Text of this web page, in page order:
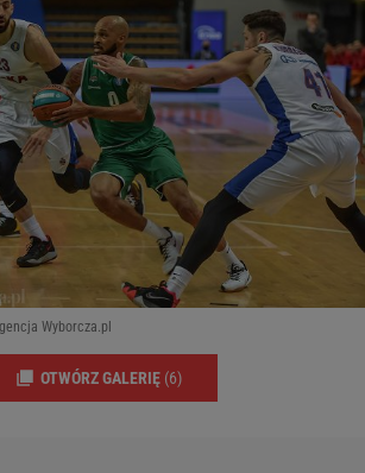
Wyborcza.pl
OTWÓRZ GALERIĘ (6)